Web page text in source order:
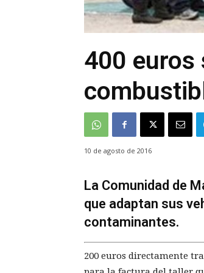
400 euros
10 de agosto de 2016
La Comunidad de
que adaptan sus
contaminantes.
200 euros directamente